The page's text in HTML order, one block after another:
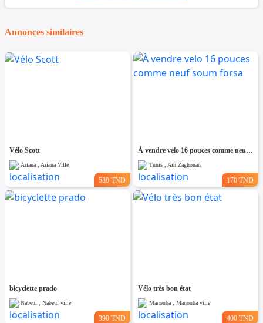
Annonces similaires
Vélo Scott
Ariana , Ariana Ville
580 TND
À vendre velo 16 pouces comme neuf soum forsa
Tunis , Ain Zaghouan
170 TND
bicyclette prado
Nabeul , Nabeul ville
390 TND
Vélo très bon état
Manouba , Manouba ville
400 TND